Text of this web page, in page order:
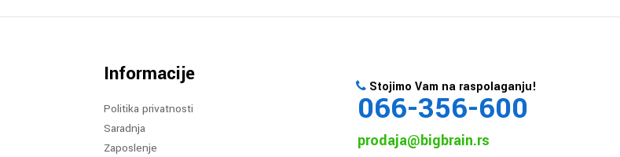
Informacije
Politika privatnosti
Saradnja
Zaposlenje
Stojimo Vam na raspolaganju!
066-356-600
prodaja@bigbrain.rs